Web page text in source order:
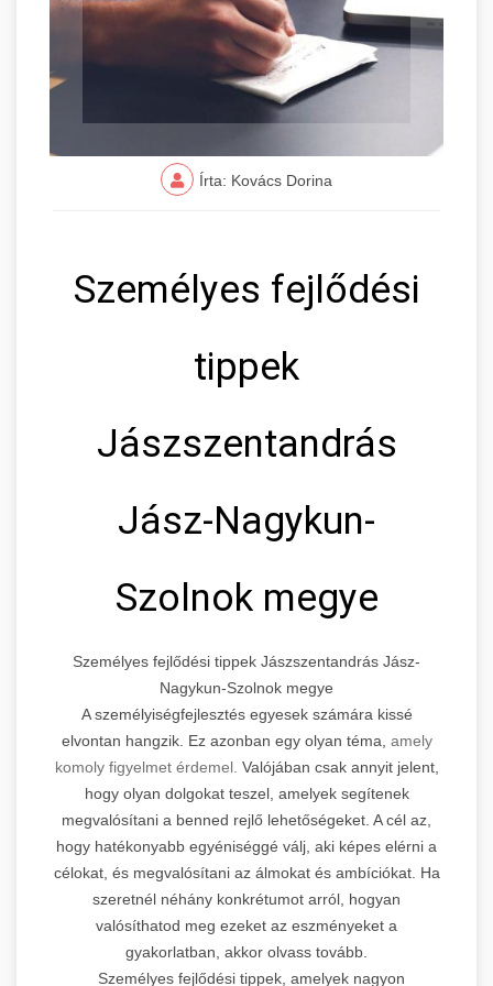
Írta: Kovács Dorina
Személyes fejlődési
tippek
Jászszentandrás
Jász-Nagykun-
Szolnok megye
Személyes fejlődési tippek Jászszentandrás Jász-
Nagykun-Szolnok megye
A személyiségfejlesztés egyesek számára kissé
elvontan hangzik. Ez azonban egy olyan téma, amely
komoly figyelmet érdemel. Valójában csak annyit jelent,
hogy olyan dolgokat teszel, amelyek segítenek
megvalósítani a benned rejlő lehetőségeket. A cél az,
hogy hatékonyabb egyéniséggé válj, aki képes elérni a
célokat, és megvalósítani az álmokat és ambíciókat. Ha
szeretnél néhány konkrétumot arról, hogyan
valósíthatod meg ezeket az eszményeket a
gyakorlatban, akkor olvass tovább.
Személyes fejlődési tippek, amelyek nagyon